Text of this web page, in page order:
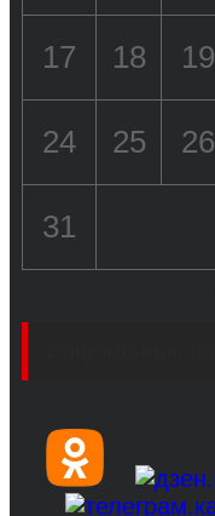
17 18 19
24 25 26
31